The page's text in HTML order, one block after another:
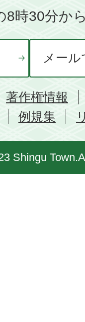
8時30分か
メー
著作権情報
例規集
Shingu